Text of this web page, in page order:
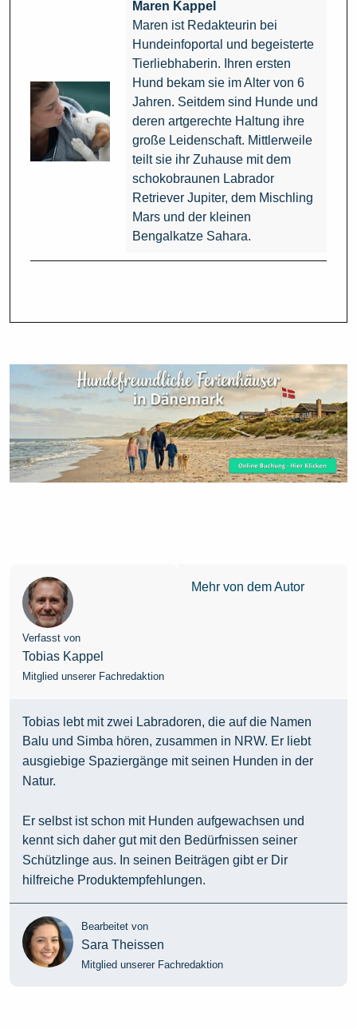
Maren Kappel
Maren ist Redakteurin bei
Hundeinfoportal und begeisterte
Tierliebhaberin. Ihren ersten
Hund bekam sie im Alter von 6
Jahren. Seitdem sind Hunde und
deren artgerechte Haltung ihre
große Leidenschaft. Mittlerweile
teilt sie ihr Zuhause mit dem
schokobraunen Labrador
Retriever Jupiter, dem Mischling
Mars und der kleinen
Bengalkatze Sahara.
Verfasst von
Tobias Kappel
Mitglied unserer Fachredaktion
Mehr von dem Autor
Tobias lebt mit zwei Labradoren, die auf die Namen
Balu und Simba hören, zusammen in NRW. Er liebt
ausgiebige Spaziergänge mit seinen Hunden in der
Natur.
Er selbst ist schon mit Hunden aufgewachsen und
kennt sich daher gut mit den Bedürfnissen seiner
Schützlinge aus. In seinen Beiträgen gibt er Dir
hilfreiche Produktempfehlungen.
Bearbeitet von
Sara Theissen
Mitglied unserer Fachredaktion